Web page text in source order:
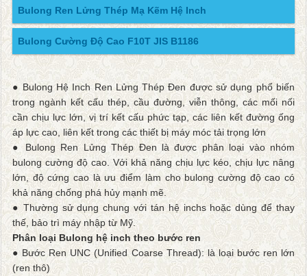
Bulong Ren Lửng Thép Mạ Kẽm Hệ Inch
Bulong Cường Độ Cao F10T JIS B1186
● Bulong Hệ Inch Ren Lửng Thép Đen được sử dụng phổ biến
trong ngành kết cấu thép, cầu đường, viễn thông, các mối nối
cần chịu lực lớn, vị trí kết cấu phức tạp, các liên kết đường ống
áp lực cao, liên kết trong các thiết bị máy móc tải trọng lớn
● Bulong Ren Lửng Thép Đen là được phân loại vào nhóm
bulong cường độ cao. Với khả năng chịu lực kéo, chịu lực nâng
lớn, độ cứng cao là ưu điểm làm cho bulong cường độ cao có
khả năng chống phá hủy mạnh mẽ.
● Thường sử dụng chung với tán hệ inchs hoặc dùng để thay
thế, bảo trì máy nhập từ Mỹ.
Phân loại Bulong hệ inch theo bước ren
● Bước Ren UNC (Unified Coarse Thread): là loại bước ren lớn
(ren thô)